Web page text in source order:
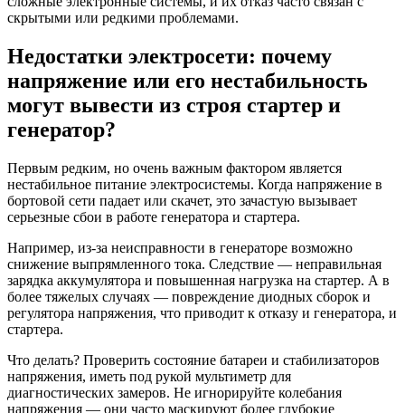
скрытыми или редкими проблемами.
Недостатки электросети: почему
напряжение или его нестабильность
могут вывести из строя стартер и
генератор?
Первым редким, но очень важным фактором является
нестабильное питание электросистемы. Когда напряжение в
бортовой сети падает или скачет, это зачастую вызывает
серьезные сбои в работе генератора и стартера.
Например, из-за неисправности в генераторе возможно
снижение выпрямленного тока. Следствие — неправильная
зарядка аккумулятора и повышенная нагрузка на стартер. А в
более тяжелых случаях — повреждение диодных сборок и
регулятора напряжения, что приводит к отказу и генератора, и
стартера.
Что делать? Проверить состояние батареи и стабилизаторов
напряжения, иметь под рукой мультиметр для
диагностических замеров. Не игнорируйте колебания
напряжения — они часто маскируют более глубокие